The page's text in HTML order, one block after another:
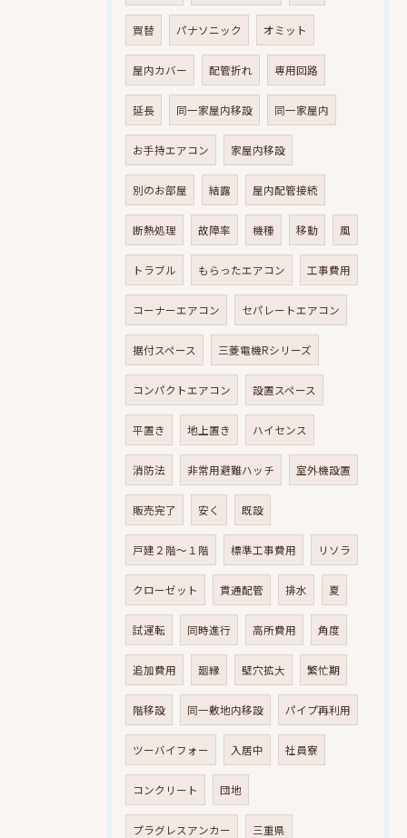
買替 パナソニック オミット
屋内カバー 配管折れ 専用回路
延長 同一家屋内移設 同一家屋内
お手持エアコン 家屋内移設
別のお部屋 結露 屋内配管接続
断熱処理 故障率 機種 移動 風
トラブル もらったエアコン 工事費用
コーナーエアコン セパレートエアコン
据付スペース 三菱電機Rシリーズ
コンパクトエアコン 設置スペース
平置き 地上置き ハイセンス
消防法 非常用避難ハッチ 室外機設置
販売完了 安く 既設
戸建２階～１階 標準工事費用 リソラ
クローゼット 貫通配管 排水 夏
試運転 同時進行 高所費用 角度
追加費用 廻縁 壁穴拡大 繁忙期
階移設 同一敷地内移設 パイプ再利用
ツーバイフォー 入居中 社員寮
コンクリート 団地
プラグレスアンカー 三重県